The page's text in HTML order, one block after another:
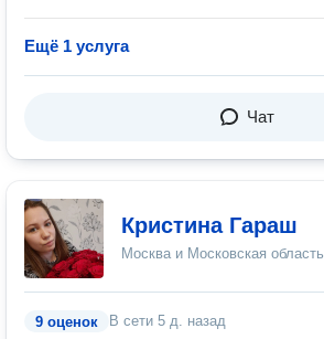
Ещё 1 услуга
Чат
Кристина Гараш
Москва и Московская область
9 оценок В сети 5 д. назад